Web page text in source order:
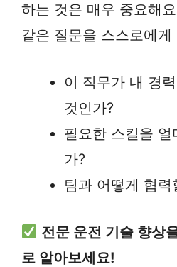
하는 것은 매우 중요해
같은 질문을 스스로에게
이 직무가 내 경
것인가?
필요한 스킬을
가?
팀과 어떻게 협력
전문 운전 기술 향상
로 알아보세요!